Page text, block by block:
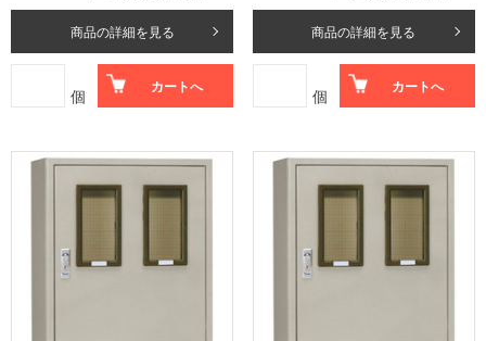
商品の詳細を見る
個 カートへ
商品の詳細を見る
個 カートへ